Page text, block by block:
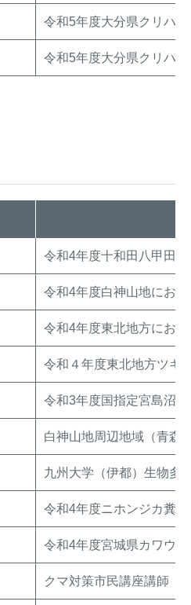
令和5年度大分県クリハ
令和5年度大分県クリハ
令和4年度十和田八甲田
令和4年度白神山地にお
令和4年度東北地方にお
令和４年度東北地方ツキ
令和3年度国指定宮島沼
白神山地周辺地域（青森
九州大学（伊都）生物多
令和4年度ニホンジカ糞
令和4年度宮城県カワウ
クマ対策市民講座講師（